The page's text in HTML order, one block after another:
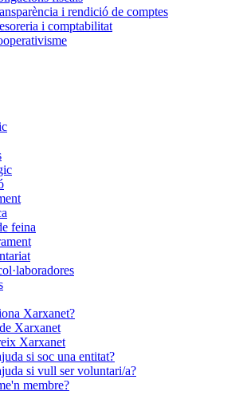
i rendició de comptes
i comptabilitat
feina
Xarxanet?
Xarxanet
Xarxanet
si soc una entitat?
si vull ser voluntari/a?
membre?